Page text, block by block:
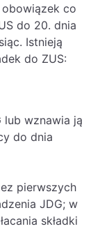
co
do 20. dnia
Istnieją
do ZUS:
lub wznawia ją
do dnia
pierwszych
JDG; w
składki